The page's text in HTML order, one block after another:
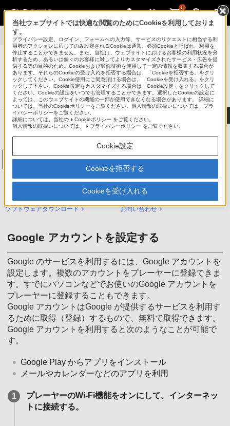
0
製品別サポート > NW-A300シリーズ 使いかた
ポータブルオーディオプレーヤー ウォークマン®
サポート・お問い合わせ
NW-A300シリーズ
NW-A300シリーズ サポートトップ
困ったときは（Q&A）
ソフトウェアダウンロード
お問い合わせ
Google アカウントを設定する
Google のサービスを利用するには、Google アカウントを
設定します。複数のアカウントをプレーヤーに登録できま
す。すでにパソコンなどでお使いのGoogle アカウントを
プレーヤーに登録することもできます。
Google アカウントはGoogle が提供するサービスを利用す
るために取得（登録）するもので、無料で取得できます。
Google アカウントを利用すると次のようなことが可能で
す。
Google Play からアプリをインストール
メールやカレンダーなどのアプリを利用
プレーヤーのWi-Fi機能をオンにして、インターネッ
トに接続する。
当社ウェブサイトでは快適な閲覧のためにCookieを利用しておりま
す。
プライバシー設定、ログイン、フォームへの入力等、サービスのリクエストに相当する利
用者のアクションに応じてのみ設定されるCookieは通常、必須Cookieと呼ばれ、利用を
停止することができません。また、当社は、ウェブサイトにおけるお客様の利用状況を分
析するため、あるいは個々のお客様に対してよりカスタマイズされたサービス・広告を提
供する等の目的のため、Cookieおよび類似技術を使用して一定の情報を収集する場合が
あります。それらのCookieの受け入れを拒否する場合は、「Cookieを拒否する」をクリ
ックしてください。Cookie使用にご同意頂ける場合は、「Cookieを受け入れる」をクリ
ックして下さい。Cookie設定をカスタマイズする場合は「Cookie設定」をクリックして
ください。Cookieの設定をいつでも管理することができます。選択したCookieの設定に
よっては、このウェブサイトの機能の一部が使用できなくなる場合があります。 詳細に
ついては、当社のCookieポリシーをご覧ください。個人情報の取扱いについては、プラ
イバシーポリシーをご覧ください。
詳細については、当社の
Cookieポリシー をご覧ください。
個人情報の取扱いについては、
プライバシーポリシー をご覧ください。
Cookie設定
Cookieを拒否する
Cookieを受け入れる